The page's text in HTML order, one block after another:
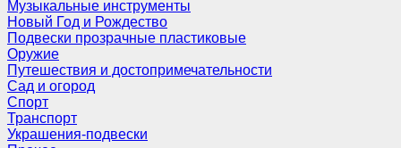
Музыкальные инструменты
Новый Год и Рождество
Подвески прозрачные пластиковые
Оружие
Путешествия и достопримечательности
Сад и огород
Спорт
Транспорт
Украшения-подвески